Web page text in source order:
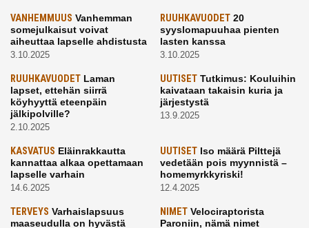
VANHEMMUUS Vanhemman
somejulkaisut voivat
aiheuttaa lapselle ahdistusta
3.10.2025
RUUHKAVUODET20
syyslomapuuhaa pienten
lasten kanssa
3.10.2025
RUUHKAVUODET Laman
lapset, ettehän siirrä
köyhyyttä eteenpäin
jälkipolville?
2.10.2025
UUTISETTutkimus: Kouluihin
kaivataan takaisin kuria ja
järjestystä
13.9.2025
KASVATUS Eläinrakkautta
kannattaa alkaa opettamaan
lapselle varhain
14.6.2025
UUTISETIso määrä Pilttejä
vedetään pois myynnistä –
homemyrkkyriski!
12.4.2025
TERVEYS Varhaislapsuus
maaseudulla on hyvästä
NIMETVelociraptorista
Paroniin, nämä nimet